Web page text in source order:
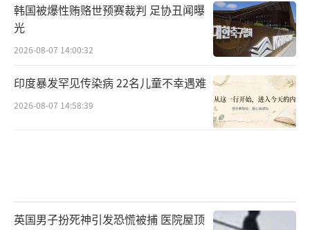
韩国被爆性贿赂世预赛裁判 足协丑闻曝
光
2026-08-07 14:00:32
印度暴发罕见传染病 22名儿童不幸遇难
2026-08-07 14:58:39
英国男子扮死神引发恐慌被捕 医院屋顶